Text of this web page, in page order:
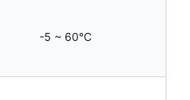
-5 ~ 60℃